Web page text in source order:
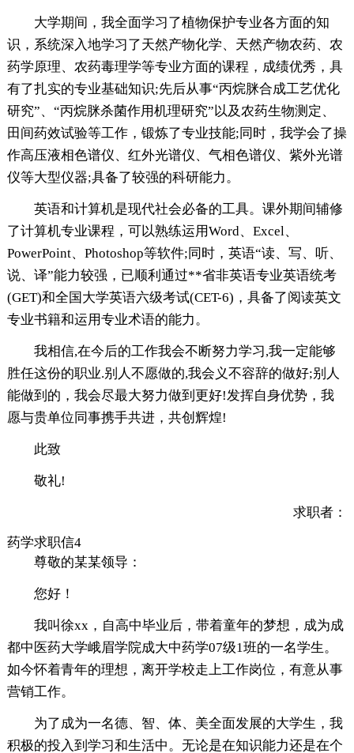
大学期间，我全面学习了植物保护专业各方面的知
识，系统深入地学习了天然产物化学、天然产物农药、农
药学原理、农药毒理学等专业方面的课程，成绩优秀，具
有了扎实的专业基础知识;先后从事“丙烷脒合成工艺优化
研究”、“丙烷脒杀菌作用机理研究”以及农药生物测定、
田间药效试验等工作，锻炼了专业技能;同时，我学会了操
作高压液相色谱仪、红外光谱仪、气相色谱仪、紫外光谱
仪等大型仪器;具备了较强的科研能力。
英语和计算机是现代社会必备的工具。课外期间辅修
了计算机专业课程，可以熟练运用Word、Excel、
PowerPoint、Photoshop等软件;同时，英语“读、写、听、
说、译”能力较强，已顺利通过**省非英语专业英语统考
(GET)和全国大学英语六级考试(CET-6)，具备了阅读英文
专业书籍和运用专业术语的能力。
我相信,在今后的工作我会不断努力学习,我一定能够
胜任这份的职业.别人不愿做的,我会义不容辞的做好;别人
能做到的，我会尽最大努力做到更好!发挥自身优势，我
愿与贵单位同事携手共进，共创辉煌!
此致
敬礼!
求职者：
药学求职信4
尊敬的某某领导：
您好！
我叫徐xx，自高中毕业后，带着童年的梦想，成为成
都中医药大学峨眉学院成大中药学07级1班的一名学生。
如今怀着青年的理想，离开学校走上工作岗位，有意从事
营销工作。
为了成为一名德、智、体、美全面发展的大学生，我
积极的投入到学习和生活中。无论是在知识能力还是在个